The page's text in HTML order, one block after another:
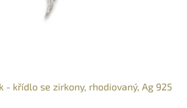
- křídlo se zirkony, rhodiovaný, Ag 925